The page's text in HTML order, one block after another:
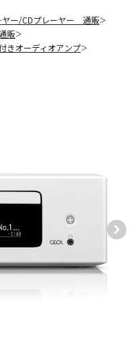
ヤー/CDプレーヤー 通販＞
販＞
きオーディオアンプ＞